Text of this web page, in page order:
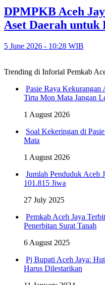
DPMPKB Aceh
Aset Daerah untuk
5 June 2026 - 10:28 WIB
Trending di Inforial Pemkab
Pasie Raya
Tirta Mon Mata Jangan
1 August 2026
Soal Kekeringan di
Mata
1 August 2026
Jumlah Penduduk Aceh
101.815 Jiwa
27 July 2025
Pemkab Aceh Jaya
Penerbitan Surat Tanah
6 August 2025
Pj Bupati Aceh Jaya:
Harus Dilestarikan